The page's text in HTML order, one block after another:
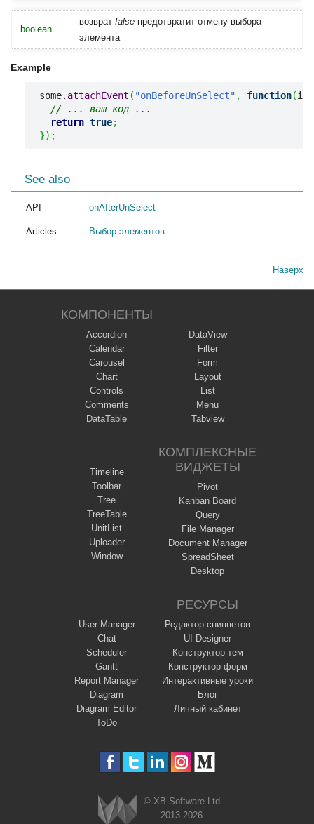
boolean
возврат false предотвратит отмену выбора
элемента
Example
some. attachEvent ( "onBeforeUnSelect" , function(id
// ... ваш код ...
return true;
}) ;
See also
API onAfterUnSelect
Articles Выбор элементов
Наверх
КОМПОНЕНТЫ
Accordion
Calendar
Carousel
Chart
Controls
Comments
DataTable
DataView
Filter
Form
Layout
List
Menu
Tabview
Timeline
Toolbar
Tree
TreeTable
UnitList
Uploader
Window
КОМПЛЕКСНЫЕ
ВИДЖЕТЫ
Pivot
Kanban Board
Query
File Manager
Document Manager
SpreadSheet
Desktop
User Manager
Chat
Scheduler
Gantt
Report Manager
Diagram
Diagram Editor
ToDo
РЕСУРСЫ
Редактор сниппетов
UI Designer
Конструктор тем
Конструктор форм
Интерактивные уроки
Блог
Личный кабинет
© XB Software Ltd
2013-2026